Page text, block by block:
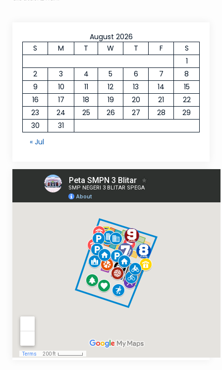
August 2026
S
M T W T F
S
1
2
3 4 5 6 7
8
9
10 11 12 13 14
15
16
17 18 19 20 21
22
23
24 25 26 27 28
29
30
31
« Jul